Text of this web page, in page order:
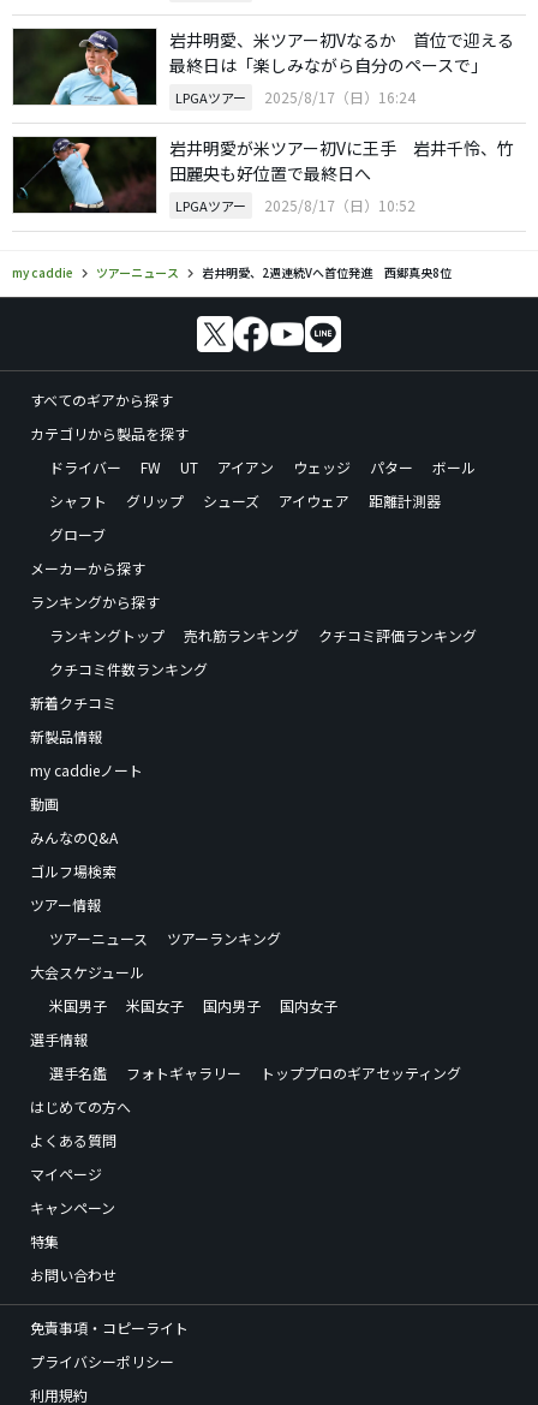
岩井明愛、米ツアー初Vなるか 首位で迎える
最終日は「楽しみながら自分のペースで」
LPGAツアー 2025/8/17（日）16:24
岩井明愛が米ツアー初Vに王手 岩井千怜、竹
田麗央も好位置で最終日へ
LPGAツアー 2025/8/17（日）10:52
my caddie ツアーニュース 岩井明愛、2週連続Vへ首位発進 西郷真央8位
すべてのギアから探す
カテゴリから製品を探す
ドライバー
FW UT アイアン ウェッジ パター
ボール
シャフト
グリップ シューズ アイウェア
距離計測器
グローブ
メーカーから探す
ランキングから探す
ランキングトップ
売れ筋ランキング
クチコミ評価ランキング
クチコミ件数ランキング
新着クチコミ
新製品情報
my caddieノート
動画
みんなのQ&A
ゴルフ場検索
ツアー情報
ツアーニュース
ツアーランキング
大会スケジュール
米国男子
米国女子 国内男子
国内女子
選手情報
選手名鑑
フォトギャラリー
トッププロのギアセッティング
はじめての方へ
よくある質問
マイページ
キャンペーン
特集
お問い合わせ
免責事項・コピーライト
プライバシーポリシー
利用規約